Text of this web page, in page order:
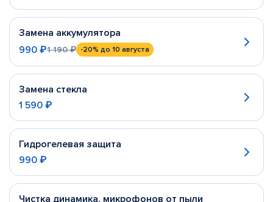
Замена аккумулятора
990 ₽1 190 ₽ -20% до 10 августа
Замена стекла
1 590 ₽
Гидрогелевая защита
990 ₽
Чистка динамика, микрофонов от пыли